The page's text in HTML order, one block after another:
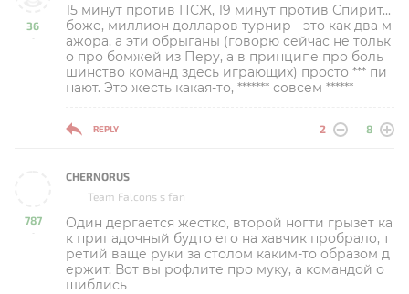
36
-
15 минут против ПСЖ, 19 минут против Спирит...
боже, миллион долларов турнир - это как два м
ажора, а эти обрыганы (говорю сейчас не тольк
о про бомжей из Перу, а в принципе про боль
шинство команд здесь играющих) просто *** пи
нают. Это жесть какая-то, ******* совсем ******
REPLY 2 8
787
-
CHERNORUS
Team Falcons s fan
Один дергается жестко, второй ногти грызет ка
к припадочный будто его на хавчик пробрало, т
ретий ваще руки за столом каким-то образом д
ержит. Вот вы рофлите про муку, а командой о
шиблись